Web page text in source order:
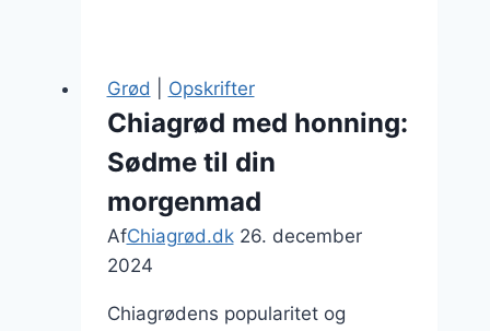
og
Grød Opskrifter
Chiagrød med honning:
Sødme til din
morgenmad
AfChiagrød.dk 26. december
2024
Chiagrødens popularitet og